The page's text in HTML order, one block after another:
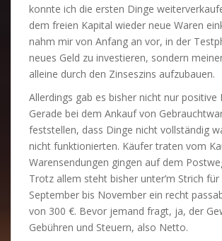
konnte ich die ersten Dinge
dem freien Kapital wieder neue Waren
nahm mir von Anfang an vor, in der
neues Geld zu investieren, sondern
alleine durch den Zinseszins aufzubauen.
Allerdings gab es bisher nicht nur positive
Gerade bei dem Ankauf von
feststellen, dass Dinge nicht vollständig
nicht funktionierten. Käufer traten vom
Warensendungen gingen auf dem
Trotz allem steht bisher unter’m Strich
September bis November ein recht
von 300 €. Bevor jemand fragt, ja, der
Gebühren und Steuern, also Netto.